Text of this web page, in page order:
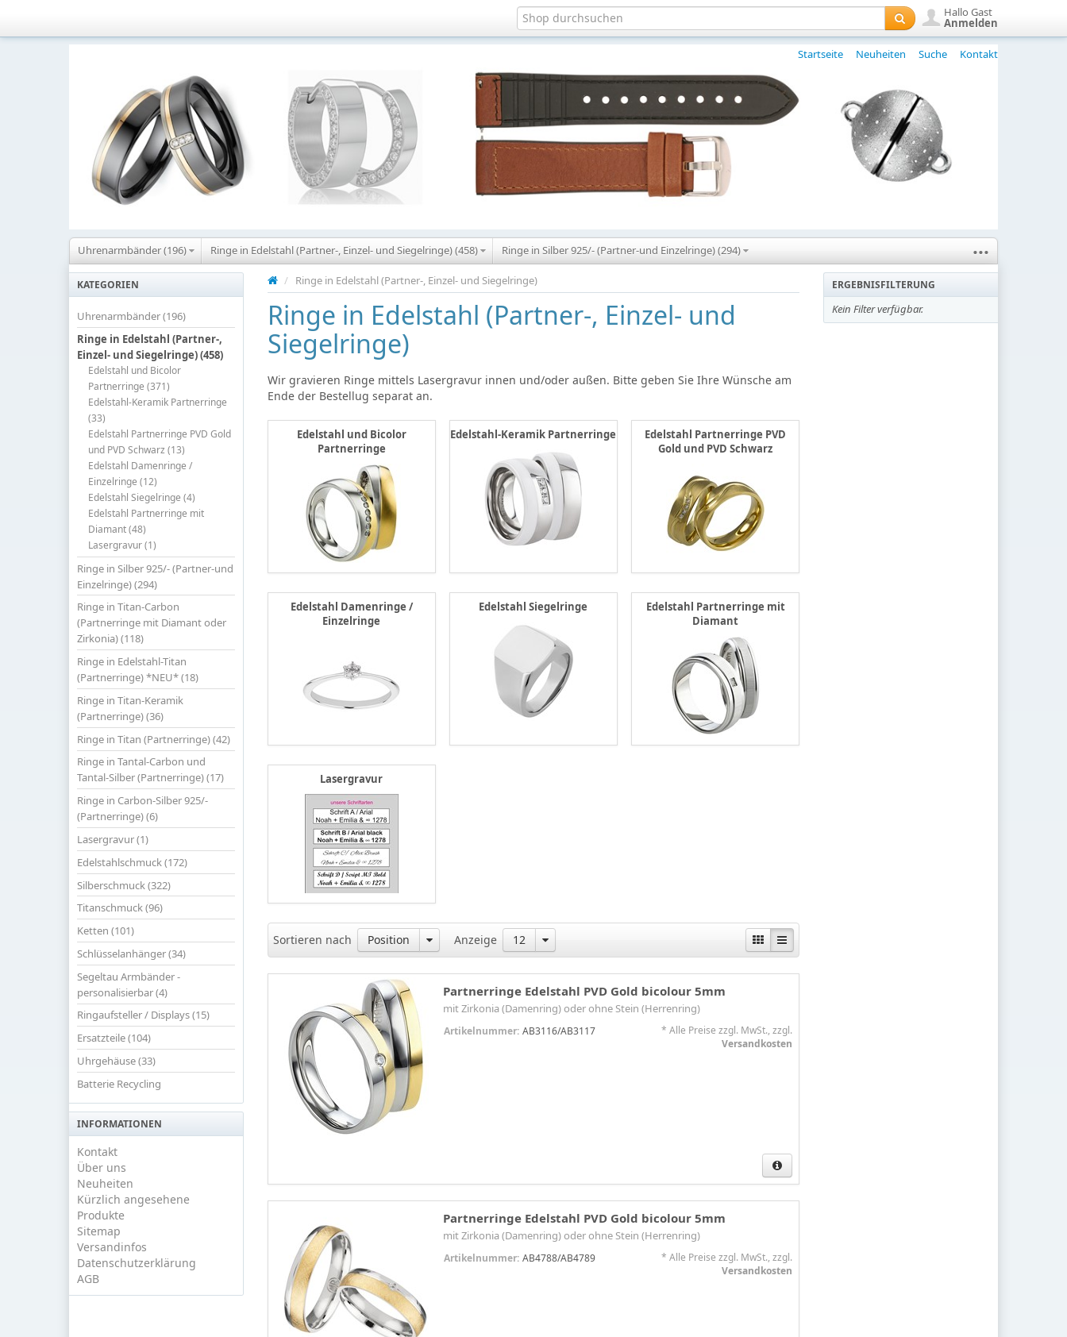
Hallo Gast
Anmelden
Startseite Neuheiten Suche Kontakt
Uhrenarmbänder (196) Ringe in Edelstahl (Partner-, Einzel- und Siegelringe) (458) Ringe in Silber 925/- (Partner-und Einzelringe) (294) ...
KATEGORIEN
Uhrenarmbänder (196)
Ringe in Edelstahl (Partner-,
Einzel- und Siegelringe) (458)
Edelstahl und Bicolor
Partnerringe (371)
Edelstahl-Keramik Partnerringe
(33)
Edelstahl Partnerringe PVD Gold
und PVD Schwarz (13)
Edelstahl Damenringe /
Einzelringe (12)
Edelstahl Siegelringe (4)
Edelstahl Partnerringe mit
Diamant (48)
Lasergravur (1)
Ringe in Silber 925/- (Partner-und
Einzelringe) (294)
Ringe in Titan-Carbon
(Partnerringe mit Diamant oder
Zirkonia) (118)
Ringe in Edelstahl-Titan
(Partnerringe) *NEU* (18)
Ringe in Titan-Keramik
(Partnerringe) (36)
Ringe in Titan (Partnerringe) (42)
Ringe in Tantal-Carbon und
Tantal-Silber (Partnerringe) (17)
Ringe in Carbon-Silber 925/-
(Partnerringe) (6)
Lasergravur (1)
Edelstahlschmuck (172)
Silberschmuck (322)
Titanschmuck (96)
Ketten (101)
Schlüsselanhänger (34)
Segeltau Armbänder -
personalisierbar (4)
Ringaufsteller / Displays (15)
Ersatzteile (104)
Uhrgehäuse (33)
Batterie Recycling
INFORMATIONEN
Kontakt
Über uns
Neuheiten
Kürzlich angesehene
Produkte
Sitemap
Versandinfos
Datenschutzerklärung
AGB
/ Ringe in Edelstahl (Partner-, Einzel- und Siegelringe)
Ringe in Edelstahl (Partner-, Einzel- und
Siegelringe)
Wir gravieren Ringe mittels Lasergravur innen und/oder außen. Bitte geben Sie Ihre Wünsche am
Ende der Bestellug separat an.
Edelstahl und Bicolor
Partnerringe
Edelstahl-Keramik Partnerringe
Edelstahl Partnerringe PVD
Gold und PVD Schwarz
Edelstahl Damenringe /
Einzelringe
Edelstahl Siegelringe
Edelstahl Partnerringe mit
Diamant
Lasergravur
Sortieren nach Position Anzeige 12
Partnerringe Edelstahl PVD Gold bicolour 5mm
mit Zirkonia (Damenring) oder ohne Stein (Herrenring)
Artikelnummer: AB3116/AB3117
* Alle Preise zzgl. MwSt., zzgl.
Versandkosten
Partnerringe Edelstahl PVD Gold bicolour 5mm
mit Zirkonia (Damenring) oder ohne Stein (Herrenring)
Artikelnummer: AB4788/AB4789
* Alle Preise zzgl. MwSt., zzgl.
Versandkosten
ERGEBNISFILTERUNG
Kein Filter verfügbar.